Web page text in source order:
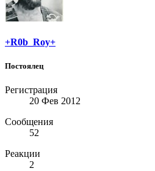
+R0b_Roy+
Постоялец
Регистрация
20 Фев 2012
Сообщения
52
Реакции
2